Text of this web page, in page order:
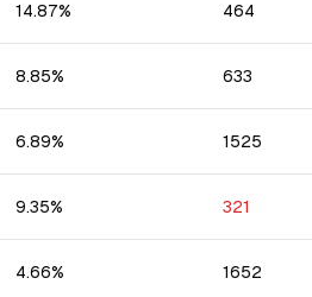
14.87% 464
8.85% 633
6.89% 1525
9.35% 321
4.66% 1652